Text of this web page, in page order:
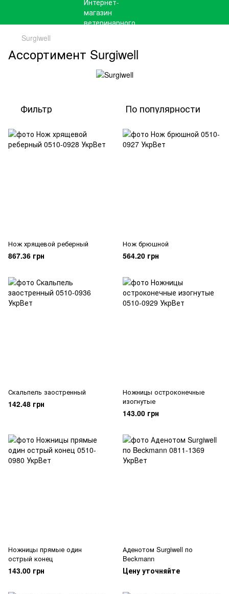
Surgiwell
Ассортимент Surgiwell
Фильтр По популярности
Нож хрящевой реберный
867.36 грн
Нож брюшной
564.20 грн
Скальпель заостренный
142.48 грн
Ножницы остроконечные
изогнутые
143.00 грн
Ножницы прямые один
острый конец
143.00 грн
Аденотом Surgiwell по
Beckmann
Цену уточняйте